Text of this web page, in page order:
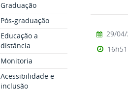
Graduação
Pós-graduação
Educação a
distância
Monitoria
Acessibilidade e
inclusão
29/
16h51